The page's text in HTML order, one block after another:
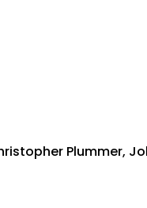
Plummer,